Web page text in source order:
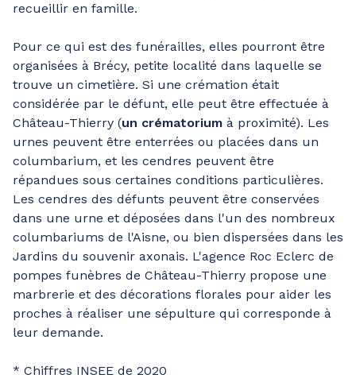
recueillir en famille.
Pour ce qui est des funérailles, elles pourront être
organisées à Brécy, petite localité dans laquelle se
trouve un cimetière. Si une crémation était
considérée par le défunt, elle peut être effectuée à
Château-Thierry (un crématorium à proximité). Les
urnes peuvent être enterrées ou placées dans un
columbarium, et les cendres peuvent être
répandues sous certaines conditions particulières.
Les cendres des défunts peuvent être conservées
dans une urne et déposées dans l'un des nombreux
columbariums de l'Aisne, ou bien dispersées dans les
Jardins du souvenir axonais. L'agence Roc Eclerc de
pompes funèbres de Château-Thierry propose une
marbrerie et des décorations florales pour aider les
proches à réaliser une sépulture qui corresponde à
leur demande.
* Chiffres INSEE de 2020